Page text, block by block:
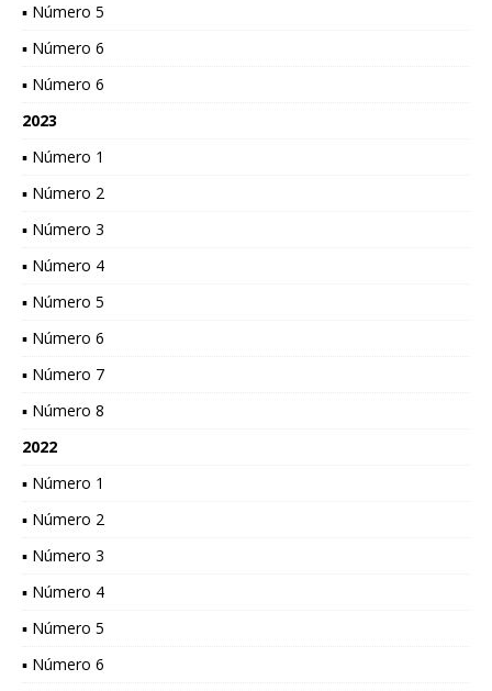
▪ Número 5
▪ Número 6
▪ Número 6
2023
▪ Número 1
▪ Número 2
▪ Número 3
▪ Número 4
▪ Número 5
▪ Número 6
▪ Número 7
▪ Número 8
2022
▪ Número 1
▪ Número 2
▪ Número 3
▪ Número 4
▪ Número 5
▪ Número 6